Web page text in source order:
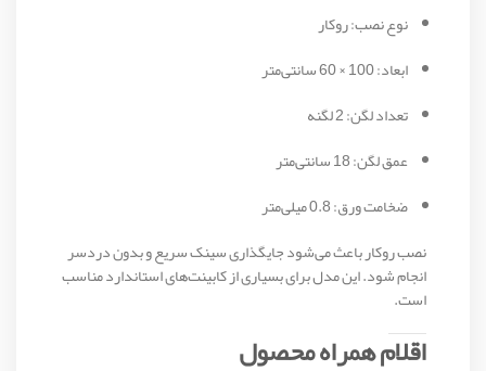
نوع نصب: روکار
ابعاد: 100 × 60 سانتی‌متر
تعداد لگن: 2 لگنه
عمق لگن: 18 سانتی‌متر
ضخامت ورق: 0.8 میلی‌متر
نصب روکار باعث می‌شود جایگذاری سینک سریع و بدون دردسر
انجام شود. این مدل برای بسیاری از کابینت‌های استاندارد مناسب
است.
اقلام همراه محصول